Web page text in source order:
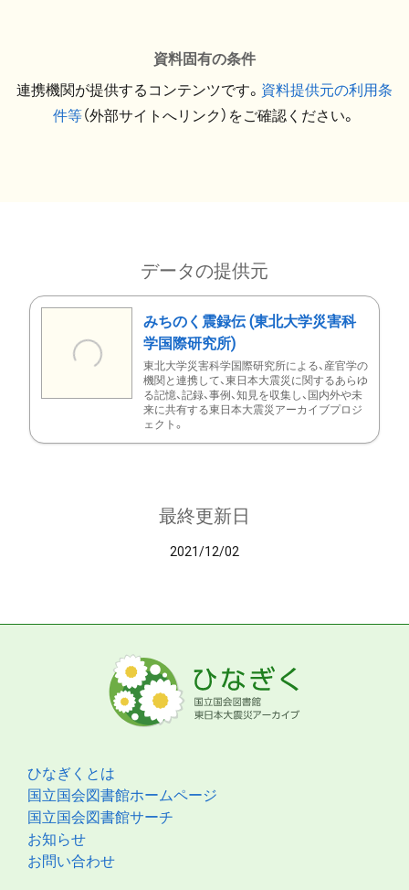
資料固有の条件
連携機関が提供するコンテンツです。 資料提供元の利用条
件等（外部サイトへリンク）をご確認ください。
データの提供元
みちのく震録伝 (東北大学災害科
学国際研究所)
東北大学災害科学国際研究所による、産官学の
機関と連携して、東日本大震災に関するあらゆ
る記憶、記録、事例、知見を収集し、国内外や未
来に共有する東日本大震災アーカイブプロジ
ェクト。
最終更新日
2021/12/02
ひなぎくとは
国立国会図書館ホームページ
国立国会図書館サーチ
お知らせ
お問い合わせ